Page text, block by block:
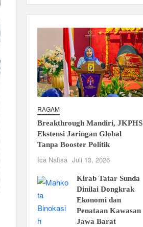
RAGAM
Breakthrough Mandiri, JKPHS
Ekstensi Jaringan Global
Tanpa Booster Politik
Ica Nafisa Juli 13, 2026
Kirab Tatar Sunda
Dinilai Dongkrak
Ekonomi dan
Penataan Kawasan
Jawa Barat